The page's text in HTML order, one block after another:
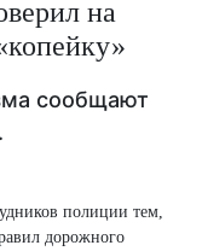
на
сообщают
полиции тем,
дорожного